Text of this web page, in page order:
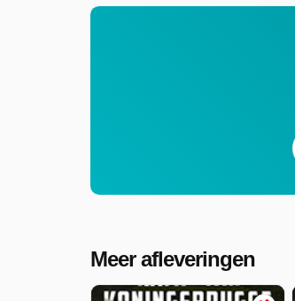
Meer afleveringen